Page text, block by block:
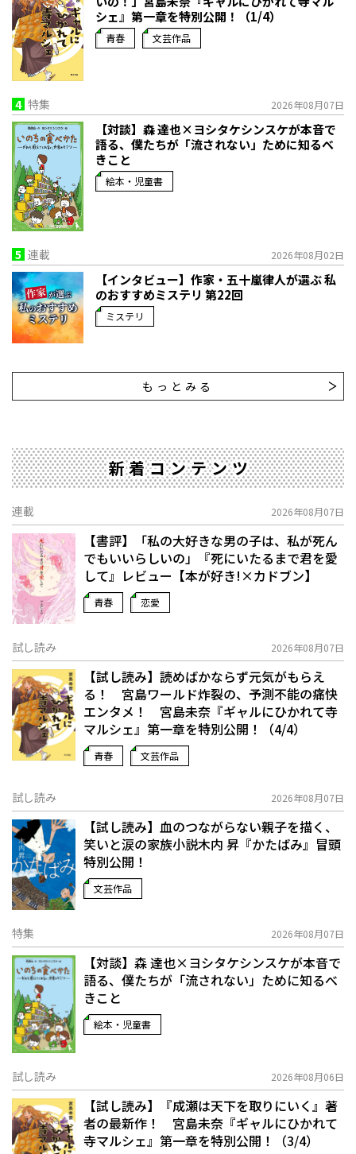
シェ』第一章を特別公開！（1/4）
青春 文芸作品
4 特集 2026年08月07日
【対談】森 達也×ヨシタケシンスケが本音で
語る、僕たちが「流されない」ために知るべ
きこと
絵本・児童書
5 連載 2026年08月02日
【インタビュー】作家・五十嵐律人が選ぶ 私
のおすすめミステリ 第22回
ミステリ
もっとみる
新着コンテンツ
連載 2026年08月07日
【書評】「私の大好きな男の子は、私が死ん
でもいいらしいの」――『死にいたるまで君を愛
して』レビュー【本が好き!×カドブン】
青春 恋愛
試し読み 2026年08月07日
【試し読み】読めばかならず元気がもらえ
る！ 宮島ワールド炸裂の、予測不能の痛快
エンタメ！ 宮島未奈『ギャルにひかれて寺
マルシェ』第一章を特別公開！（4/4）
青春 文芸作品
試し読み 2026年08月07日
【試し読み】血のつながらない親子を描く、
笑いと涙の家族小説――木内 昇『かたばみ』冒頭
特別公開！
文芸作品
特集 2026年08月07日
【対談】森 達也×ヨシタケシンスケが本音で
語る、僕たちが「流されない」ために知るべ
きこと
絵本・児童書
試し読み 2026年08月06日
【試し読み】『成瀬は天下を取りにいく』著
者の最新作！ 宮島未奈『ギャルにひかれて
寺マルシェ』第一章を特別公開！（3/4）